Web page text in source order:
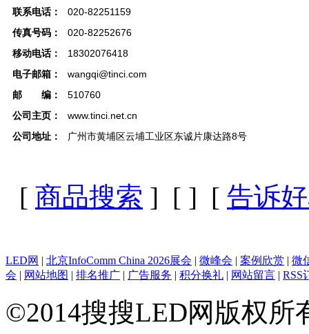
联系电话：
020-82251159
传真号码：
020-82252676
移动电话：
18302076418
电子邮箱：
wangqi@tinci.com
邮 编：
510760
公司主页：
www.tinci.net.cn
公司地址：
广州市黄埔区云埔工业区东诚片康达路8号
[ 商品搜索 ] [ ] [ 告诉
LED网 北京InfoComm China 2026展会 微峰会 案例欣赏
微
会
网站地图 排名推广 广告服务 积分换礼 网站留言 RSS
©2014搜搜LED网版权